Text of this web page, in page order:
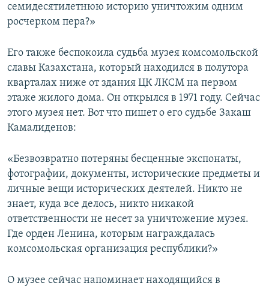
семидесятилетнюю историю уничтожим одним
росчерком пера?»
Его также беспокоила судьба музея комсомольской
славы Казахстана, который находился в полутора
кварталах ниже от здания ЦК ЛКСМ на первом
этаже жилого дома. Он открылся в 1971 году. Сейчас
этого музея нет. Вот что пишет о его судьбе Закаш
Камалиденов:
«Безвозвратно потеряны бесценные экспонаты,
фотографии, документы, исторические предметы и
личные вещи исторических деятелей. Никто не
знает, куда все делось, никто никакой
ответственности не несет за уничтожение музея.
Где орден Ленина, которым награждалась
комсомольская организация республики?»
О музее сейчас напоминает находящийся в